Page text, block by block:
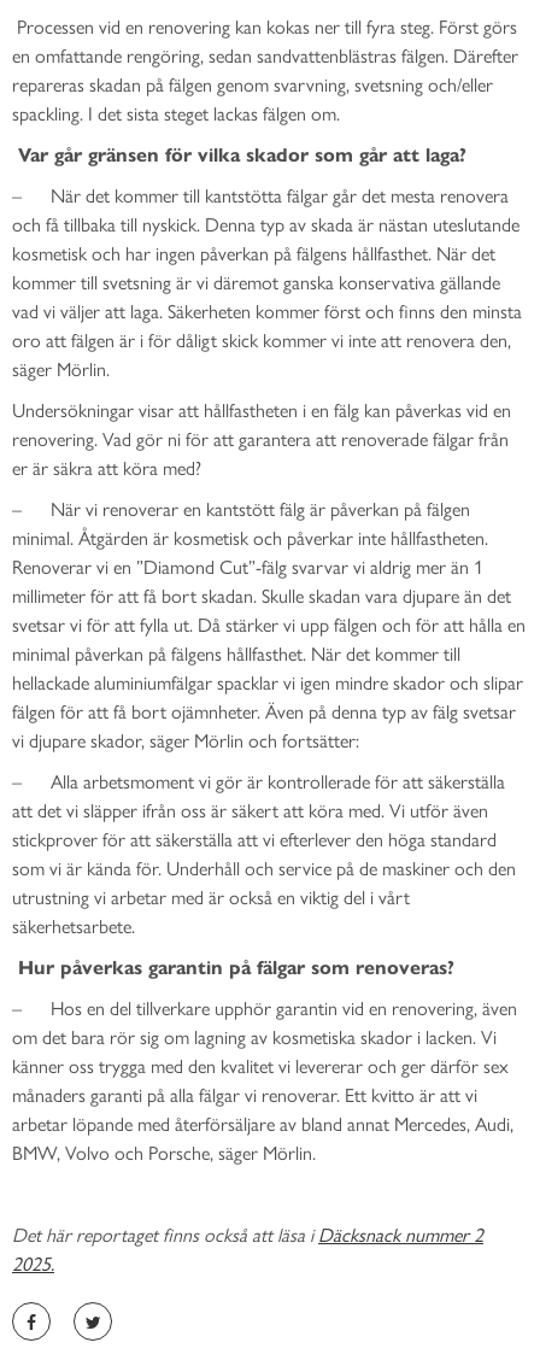
Processen vid en renovering kan kokas ner till fyra steg. Först görs
en omfattande rengöring, sedan sandvattenblästras fälgen. Därefter
repareras skadan på fälgen genom svarvning, svetsning och/eller
spackling. I det sista steget lackas fälgen om.
Var går gränsen för vilka skador som går att laga?
– När det kommer till kantstötta fälgar går det mesta renovera
och få tillbaka till nyskick. Denna typ av skada är nästan uteslutande
kosmetisk och har ingen påverkan på fälgens hållfasthet. När det
kommer till svetsning är vi däremot ganska konservativa gällande
vad vi väljer att laga. Säkerheten kommer först och finns den minsta
oro att fälgen är i för dåligt skick kommer vi inte att renovera den,
säger Mörlin.
Undersökningar visar att hållfastheten i en fälg kan påverkas vid en
renovering. Vad gör ni för att garantera att renoverade fälgar från
er är säkra att köra med?
– När vi renoverar en kantstött fälg är påverkan på fälgen
minimal. Åtgärden är kosmetisk och påverkar inte hållfastheten.
Renoverar vi en ”Diamond Cut”-fälg svarvar vi aldrig mer än 1
millimeter för att få bort skadan. Skulle skadan vara djupare än det
svetsar vi för att fylla ut. Då stärker vi upp fälgen och för att hålla en
minimal påverkan på fälgens hållfasthet. När det kommer till
hellackade aluminiumfälgar spacklar vi igen mindre skador och slipar
fälgen för att få bort ojämnheter. Även på denna typ av fälg svetsar
vi djupare skador, säger Mörlin och fortsätter:
– Alla arbetsmoment vi gör är kontrollerade för att säkerställa
att det vi släpper ifrån oss är säkert att köra med. Vi utför även
stickprover för att säkerställa att vi efterlever den höga standard
som vi är kända för. Underhåll och service på de maskiner och den
utrustning vi arbetar med är också en viktig del i vårt
säkerhetsarbete.
Hur påverkas garantin på fälgar som renoveras?
– Hos en del tillverkare upphör garantin vid en renovering, även
om det bara rör sig om lagning av kosmetiska skador i lacken. Vi
känner oss trygga med den kvalitet vi levererar och ger därför sex
månaders garanti på alla fälgar vi renoverar. Ett kvitto är att vi
arbetar löpande med återförsäljare av bland annat Mercedes, Audi,
BMW, Volvo och Porsche, säger Mörlin.
Det här reportaget finns också att läsa iDäcksnack nummer 2
2025.